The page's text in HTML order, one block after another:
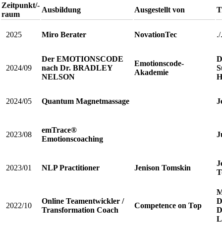
Zeitpunkt/-
raum
Ausbildung Ausgestellt von
2025 Miro Berater NovationTec ./.
2024/09
Der EMOTIONSCODE
nach Dr. BRADLEY
NELSON
Emotionscode-
Akademie
2024/05 Quantum Magnetmassage
2023/08
emTrace®
Emotionscoaching
2023/01 NLP Practitioner Jenison Tomskin
2022/10
Online Teamentwickler /
Transformation Coach
Competence on Top